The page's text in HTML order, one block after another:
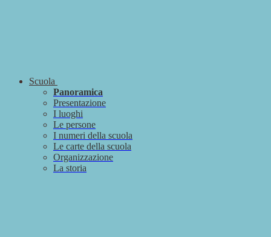
Scuola
Panoramica
Presentazione
I luoghi
Le persone
I numeri della scuola
Le carte della scuola
Organizzazione
La storia